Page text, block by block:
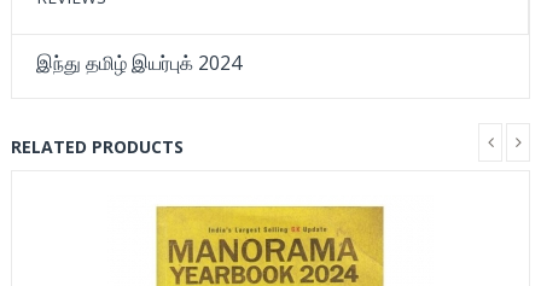
இந்து தமிழ் இயர்புக் 2024
RELATED PRODUCTS